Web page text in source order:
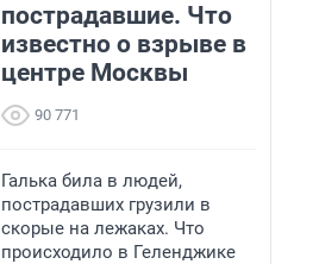
пострадавшие. Что
известно о взрыве в
центре Москвы
90 771
Галька била в людей,
пострадавших грузили в
скорые на лежаках. Что
происходило в Геленджике